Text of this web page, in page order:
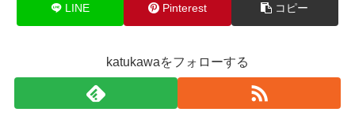
LINE Pinterest コピー
katukawaをフォローする